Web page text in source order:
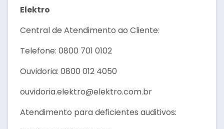
Elektro
Central de Atendimento ao Cliente:
Telefone: 0800 701 0102
Ouvidoria: 0800 012 4050
ouvidoria.elektro@elektro.com.br
Atendimento para deficientes auditivos: